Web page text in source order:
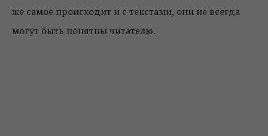
же самое происходит и с текстами, они не всегда
могут быть понятны читателю.